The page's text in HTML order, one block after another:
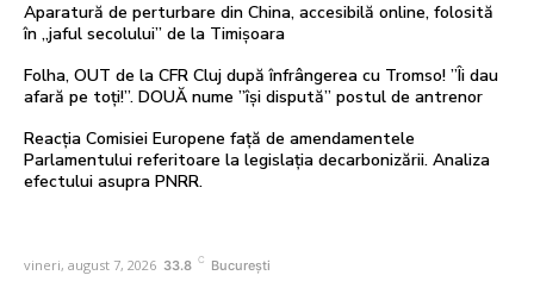
Aparatură de perturbare din China, accesibilă online, folosită
în „jaful secolului” de la Timișoara
Folha, OUT de la CFR Cluj după înfrângerea cu Tromso! ”Îi dau
afară pe toți!”. DOUĂ nume ”își dispută” postul de antrenor
Reacția Comisiei Europene față de amendamentele
Parlamentului referitoare la legislația decarbonizării. Analiza
efectului asupra PNRR.
vineri, august 7, 2026 33.8 C București